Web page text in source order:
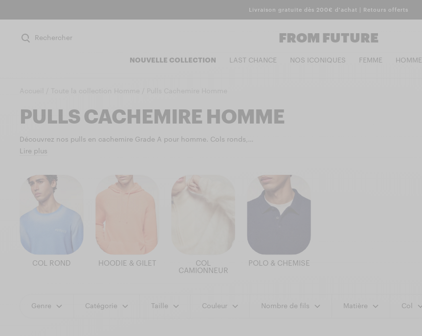
Livraison gratuite dès 200€ d'achat | Retours offerts
Rechercher FROM FUTURE
NOUVELLE COLLECTION LAST CHANCE NOS ICONIQUES FEMME HOMME
PULLS CACHEMIRE HOMME
Découvrez nos pulls en cachemire Grade A pour homme. Cols ronds,
roulés, V ou camionneurs. Fibres de Mongolie, couleurs vibrantes et
Lire plus
COL ROND HOODIE & GILET
COL
CAMIONNEUR
POLO & CHEMISE
Genre Catégorie Taille Couleur Nombre de fils Matière Col